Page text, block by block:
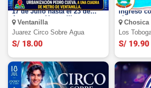
Juarez Circo sobre Agua: Del
17 de Julio hasta el 23 de
Agosto en Ventanilla
Ventanilla
Juarez Circo Sobre Agua
S/ 18.00
Ingreso
almuerzo.
Chosica
Chosica
Los
S/ 19.90